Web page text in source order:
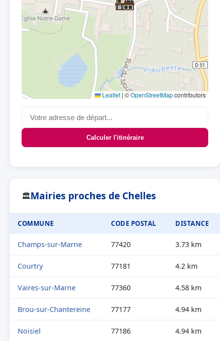
Leaflet | ©OpenStreetMapcontributors
Calculer l'itinéraire
🏛Mairies proches de Chelles
COMMUNE CODE POSTAL DISTANCE
Champs-sur-Marne 77420 3.73 km
Courtry 77181 4.2 km
Vaires-sur-Marne 77360 4.58 km
Brou-sur-Chantereine 77177 4.94 km
Noisiel 77186 4.94 km